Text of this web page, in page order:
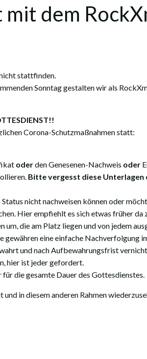
dem
stattfinden.
Sonntag gestalten wir als
Corona-Schutzmaßnahmen statt:
oderden Genesenen-Nachweis oder
Bitte vergesst diese Unterlagen
nicht nachweisen können oder
Hier empfiehlt es sich etwas früher da
um, die am Platz liegen und von jedem
eine einfache Nachverfolgung
und nach Aufbewahrungsfrist
hier ist jeder gefordert.
die gesamte Dauer des Gottesdienstes.
in diesem anderen Rahmen